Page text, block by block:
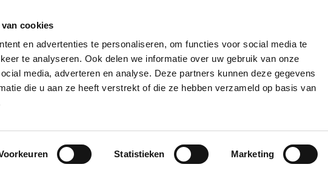
cookies
en advertenties te personaliseren, om functies voor social media te
te analyseren. Ook delen we informatie over uw gebruik van onze
media, adverteren en analyse. Deze partners kunnen deze gegevens
die u aan ze heeft verstrekt of die ze hebben verzameld op basis van
Statistieken Marketing
aanmelden helpdesk
Deelnemers Over ons Informatie